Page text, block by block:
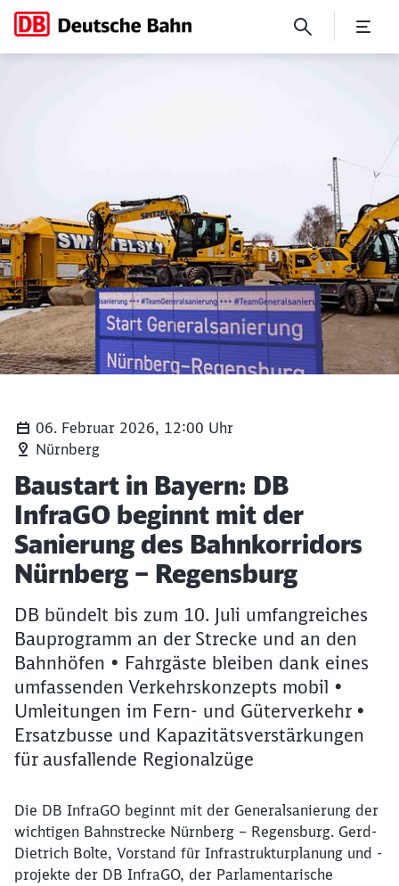
Start der Generalsanierung Nürnberg-Regensburg
06. Februar 2026, 12:00 Uhr
Nürnberg
Artikel:
Baustart in Bayern: DB
InfraGO beginnt mit der
Sanierung des Bahnkorridors
Nürnberg – Regensburg
DB bündelt bis zum 10. Juli umfangreiches
Bauprogramm an der Strecke und an den
Bahnhöfen • Fahrgäste bleiben dank eines
umfassenden Verkehrskonzepts mobil •
Umleitungen im Fern- und Güterverkehr •
Ersatzbusse und Kapazitätsverstärkungen
für ausfallende Regionalzüge
Die DB InfraGO beginnt mit der Generalsanierung der
wichtigen Bahnstrecke Nürnberg – Regensburg. Gerd-
Dietrich Bolte, Vorstand für Infrastrukturplanung und -
projekte der DB InfraGO, der Parlamentarische